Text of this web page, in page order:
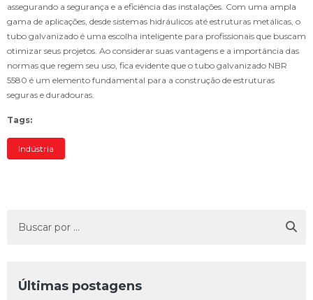
assegurando a segurança e a eficiência das instalações. Com uma ampla
gama de aplicações, desde sistemas hidráulicos até estruturas metálicas, o
tubo galvanizado é uma escolha inteligente para profissionais que buscam
otimizar seus projetos. Ao considerar suas vantagens e a importância das
normas que regem seu uso, fica evidente que o tubo galvanizado NBR
5580 é um elemento fundamental para a construção de estruturas
seguras e duradouras.
Tags:
Indústria
Últimas postagens